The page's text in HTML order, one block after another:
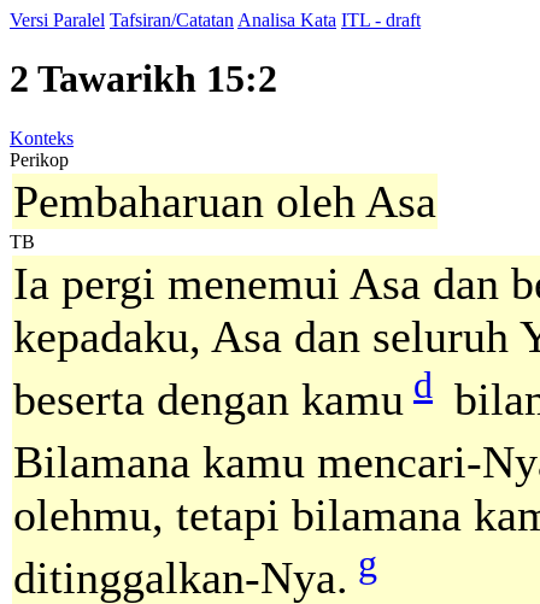
Versi Paralel Tafsiran/Catatan Analisa Kata ITL - draft
2 Tawarikh 15:2
Konteks
Perikop
Pembaharuan oleh Asa
TB
Ia pergi menemui Asa dan
kepadaku, Asa dan
beserta dengan kamu d
Bilamana kamu mencari-
olehmu, tetapi bilamana
ditinggalkan-Nya. g